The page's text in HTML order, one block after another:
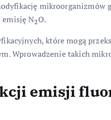
mikroorganizmów
emisję N2 O.
które mogą
Wprowadzenie takich
emisji